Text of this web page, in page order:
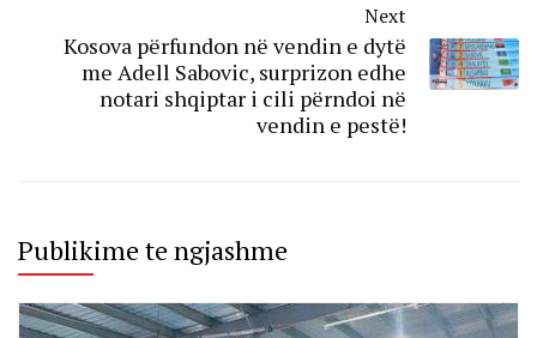
Next
Kosova përfundon në vendin e dytë
me Adell Sabovic, surprizon edhe
notari shqiptar i cili përndoi në
vendin e pestë!
Publikime te ngjashme